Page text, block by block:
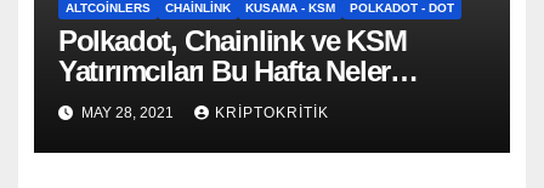
ALTCOINLERS CHAINLINK KUSAMA - KSM POLKADOT - DOT
Polkadot, Chainlink ve KSM
Yatırımcıları Bu Hafta Neler
Beklemeli?
MAY 28, 2021 KRIPTOKRITIK